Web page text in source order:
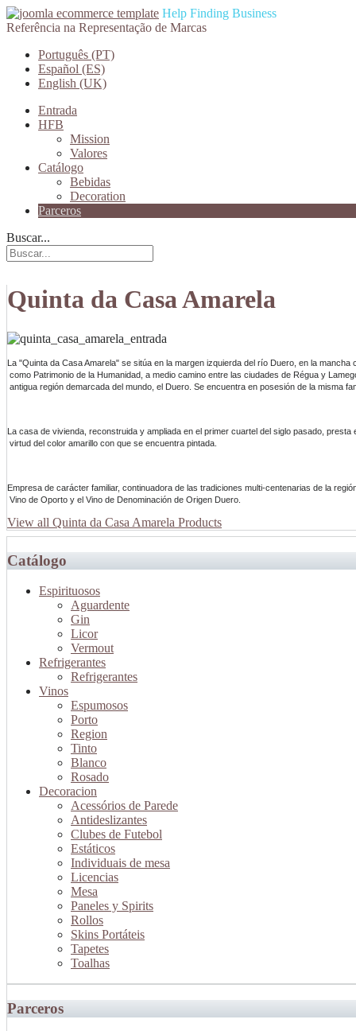
Help Finding Business
Referência na Representação de Marcas
Português (PT)
Español (ES)
English (UK)
Entrada
HFB
Mission
Valores
Catálogo
Bebidas
Decoration
Parceros
Buscar...
Quinta da Casa Amarela
La "Quinta da Casa Amarela" se sitúa en la margen izquierda del río Duero, en la mancha
como Patrimonio de la Humanidad, a medio camino entre las ciudades de Régua y
antigua región demarcada del mundo, el Duero. Se encuentra en posesión de la misma
La casa de vivienda, reconstruida y ampliada en el primer cuartel del siglo pasado, presta
virtud del color amarillo con que se encuentra pintada.
Empresa de carácter familiar, continuadora de las tradiciones multi-centenarias de la
Vino de Oporto y el Vino de Denominación de Origen Duero.
View all Quinta da Casa Amarela Products
Catálogo
Espirituosos
Aguardente
Gin
Licor
Vermout
Refrigerantes
Refrigerantes
Vinos
Espumosos
Porto
Region
Tinto
Blanco
Rosado
Decoracion
Acessórios de Parede
Antideslizantes
Clubes de Futebol
Estáticos
Individuais de mesa
Licencias
Mesa
Paneles y Spirits
Rollos
Skins Portáteis
Tapetes
Toalhas
Parceros